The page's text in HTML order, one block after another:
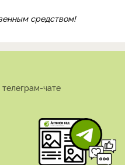
средством!
чате